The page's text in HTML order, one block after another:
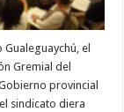
el
Gremial del
provincial
sindicato diera